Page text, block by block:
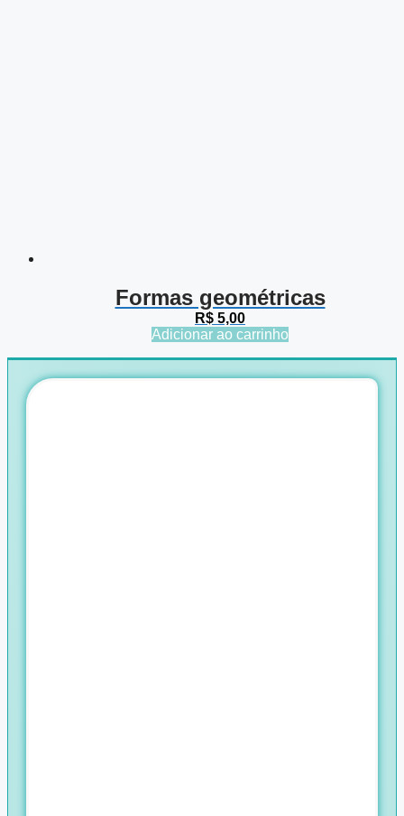
Formas geométricas
R$ 5,00
Adicionar ao carrinho